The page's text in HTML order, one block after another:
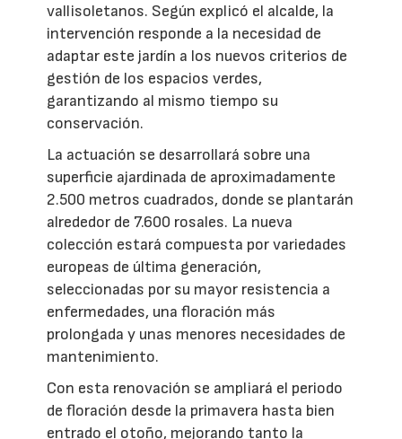
vallisoletanos. Según explicó el alcalde, la
intervención responde a la necesidad de
adaptar este jardín a los nuevos criterios de
gestión de los espacios verdes,
garantizando al mismo tiempo su
conservación.
La actuación se desarrollará sobre una
superficie ajardinada de aproximadamente
2.500 metros cuadrados, donde se plantarán
alrededor de 7.600 rosales. La nueva
colección estará compuesta por variedades
europeas de última generación,
seleccionadas por su mayor resistencia a
enfermedades, una floración más
prolongada y unas menores necesidades de
mantenimiento.
Con esta renovación se ampliará el periodo
de floración desde la primavera hasta bien
entrado el otoño, mejorando tanto la